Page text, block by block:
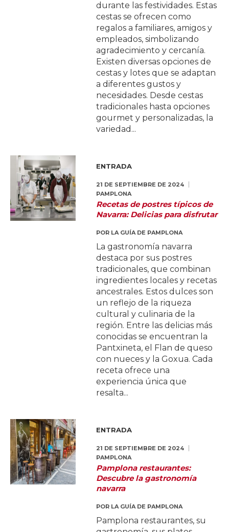
durante las festividades. Estas
cestas se ofrecen como
regalos a familiares, amigos y
empleados, simbolizando
agradecimiento y cercanía.
Existen diversas opciones de
cestas y lotes que se adaptan
a diferentes gustos y
necesidades. Desde cestas
tradicionales hasta opciones
gourmet y personalizadas, la
variedad...
ENTRADA
21 DE SEPTIEMBRE DE 2024
PAMPLONA
Recetas de postres típicos de
Navarra: Delicias para disfrutar
POR LA GUÍA DE PAMPLONA
La gastronomía navarra
destaca por sus postres
tradicionales, que combinan
ingredientes locales y recetas
ancestrales. Estos dulces son
un reflejo de la riqueza
cultural y culinaria de la
región. Entre las delicias más
conocidas se encuentran la
Pantxineta, el Flan de queso
con nueces y la Goxua. Cada
receta ofrece una
experiencia única que
resalta...
ENTRADA
21 DE SEPTIEMBRE DE 2024
PAMPLONA
Pamplona restaurantes:
Descubre la gastronomía
navarra
POR LA GUÍA DE PAMPLONA
Pamplona restaurantes, su